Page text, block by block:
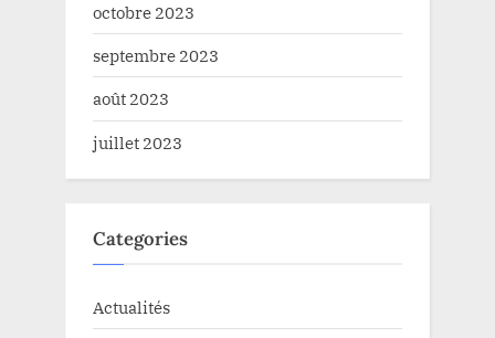
octobre 2023
septembre 2023
août 2023
juillet 2023
Categories
Actualités